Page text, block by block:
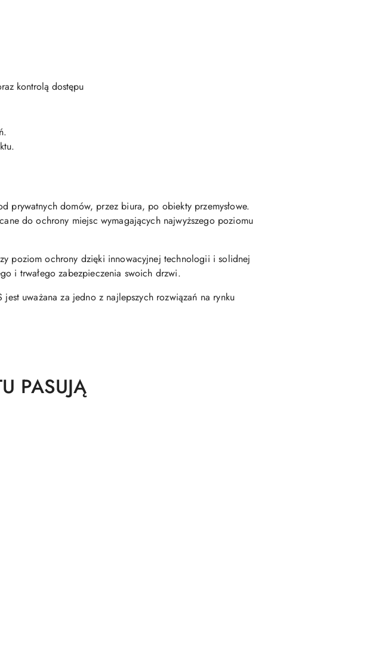
kontrolą dostępu
prywatnych domów, przez biura, po obiekty przemysłowe.
do ochrony miejsc wymagających najwyższego poziomu
poziom ochrony dzięki innowacyjnej technologii i solidnej
i trwałego zabezpieczenia swoich drzwi.
uważana za jedno z najlepszych rozwiązań na rynku
PASUJĄ